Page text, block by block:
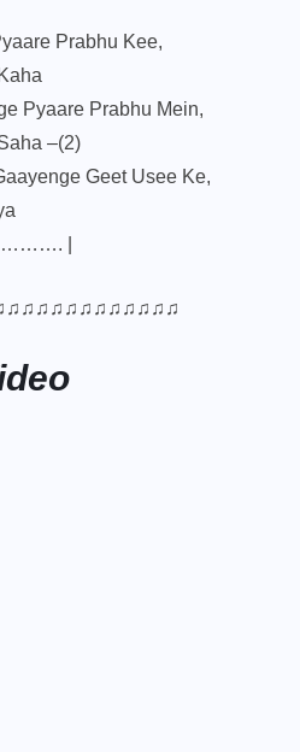
Prabhu Kee,
Pyaare Prabhu Mein,
–(2)
Geet Usee Ke,
|